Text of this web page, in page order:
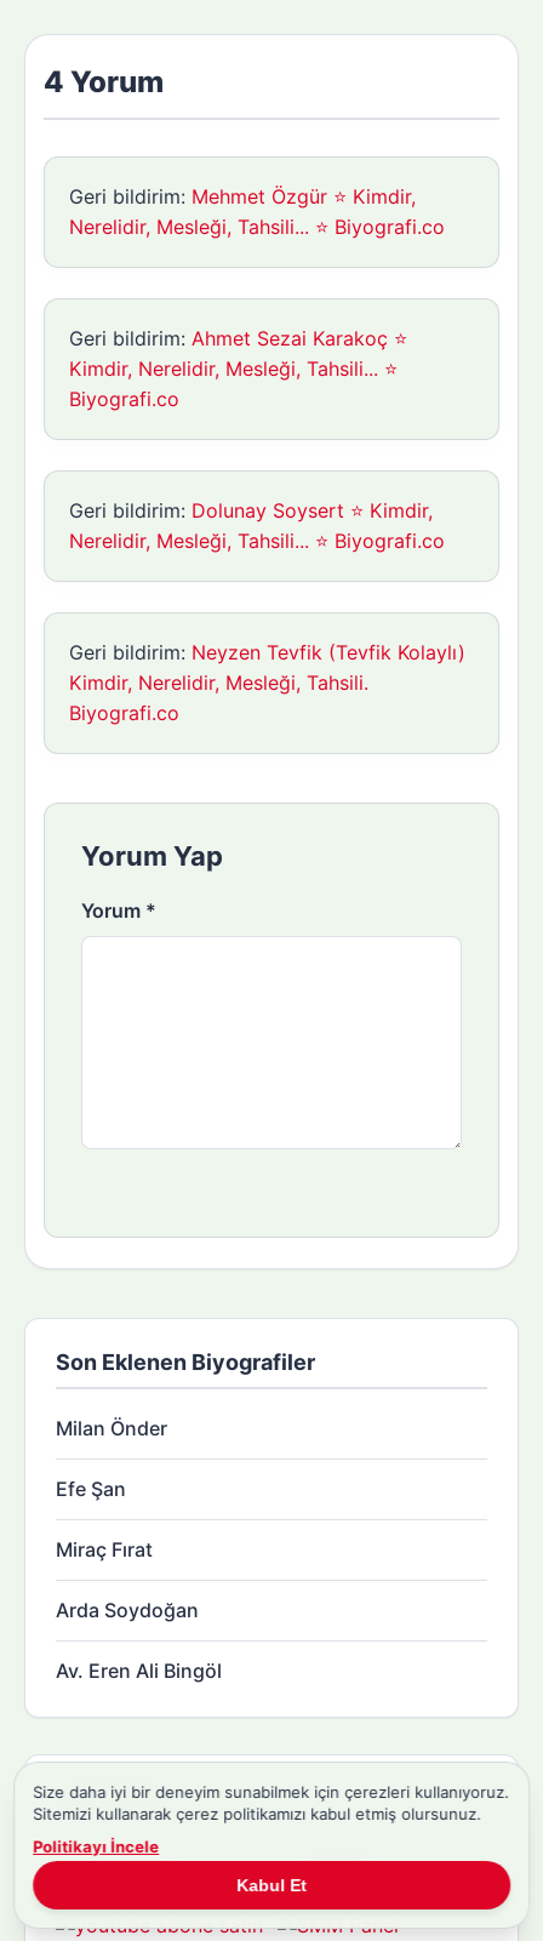
4 Yorum
Geri bildirim: Mehmet Özgür ⭐ Kimdir,
Nerelidir, Mesleği, Tahsili... ⭐ Biyografi.co
Geri bildirim: Ahmet Sezai Karakoç ⭐
Kimdir, Nerelidir, Mesleği, Tahsili... ⭐
Biyografi.co
Geri bildirim: Dolunay Soysert ⭐ Kimdir,
Nerelidir, Mesleği, Tahsili... ⭐ Biyografi.co
Geri bildirim: Neyzen Tevfik (Tevfik Kolaylı)
Kimdir, Nerelidir, Mesleği, Tahsili.
Biyografi.co
Yorum Yap
Yorum *
Son Eklenen Biyografiler
Milan Önder
Efe Şan
Miraç Fırat
Arda Soydoğan
Av. Eren Ali Bingöl
Sponsorlar
Size daha iyi bir deneyim sunabilmek için çerezleri kullanıyoruz.
Sitemizi kullanarak çerez politikamızı kabul etmiş olursunuz.
Politikayı İncele
Kabul Et